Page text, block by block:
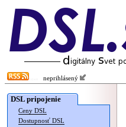
neprihlásený
DSL pripojenie
Ceny DSL
Dostupnosť DSL